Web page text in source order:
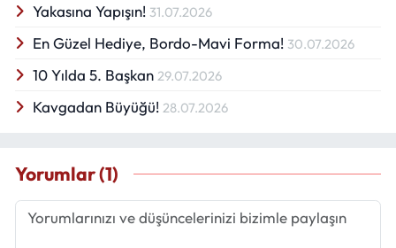
Yakasına Yapışın! 31.07.2026
En Güzel Hediye, Bordo-Mavi Forma! 30.07.2026
10 Yılda 5. Başkan 29.07.2026
Kavgadan Büyüğü! 28.07.2026
Yorumlar (1)